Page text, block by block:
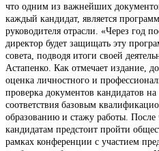
что одним из важнейших
каждый кандидат, является
руководителя отрасли. «Через год
директор будет защищать эту
совета, подводя итоги своей
Астапенко. Как отмечает издание,
оценка личностного и
проверка документов кандидатов
соответствия базовым
образованию и стажу работы. После
кандидатам предстоит пройти
рамках конференции с участием